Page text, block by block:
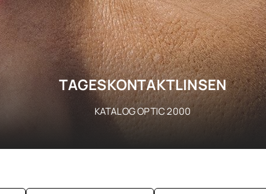
TAGESKONTAKTLINSEN
KATALOG OPTIC 2000